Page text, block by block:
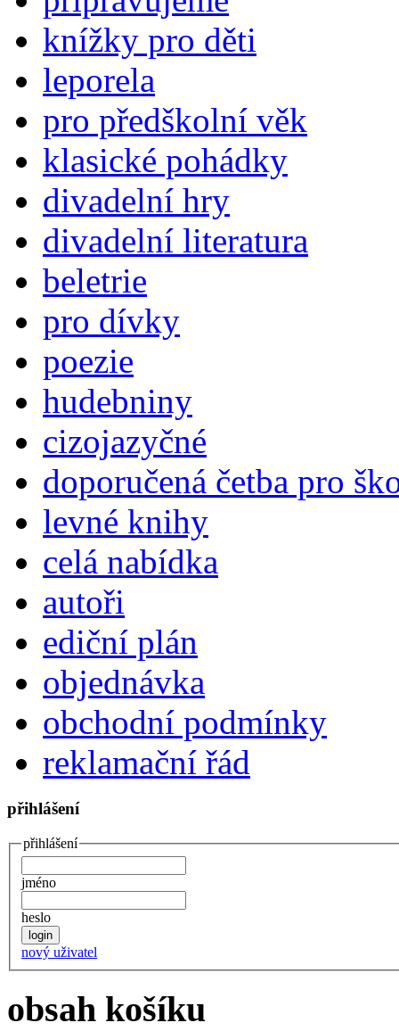
knížky pro děti
leporela
pro předškolní věk
klasické pohádky
divadelní hry
divadelní literatura
beletrie
pro dívky
poezie
hudebniny
cizojazyčné
doporučená četba pro
levné knihy
celá nabídka
autoři
ediční plán
objednávka
obchodní podmínky
reklamační řád
přihlášení
přihlášení
jméno
heslo
nový uživatel
obsah košíku